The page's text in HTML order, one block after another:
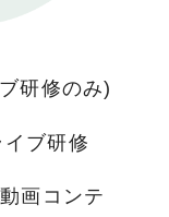
研修のみ)
ブ研修
画コンテ